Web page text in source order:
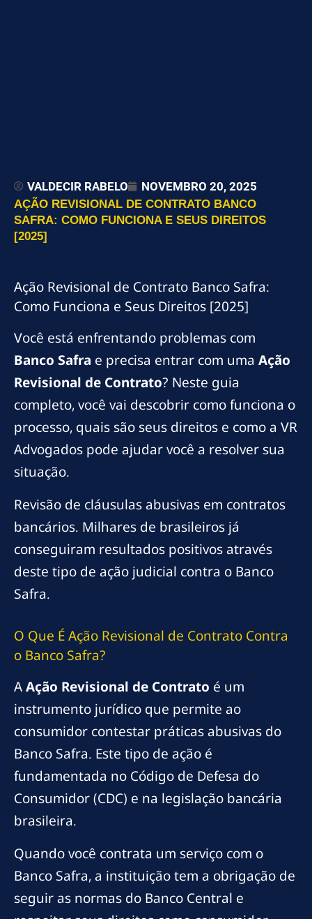
VALDECIR RABELO NOVEMBRO 20, 2025
AÇÃO REVISIONAL DE CONTRATO BANCO
SAFRA: COMO FUNCIONA E SEUS DIREITOS
[2025]
Ação Revisional de Contrato Banco Safra:
Como Funciona e Seus Direitos [2025]
Você está enfrentando problemas com
Banco Safra e precisa entrar com uma Ação
Revisional de Contrato? Neste guia
completo, você vai descobrir como funciona o
processo, quais são seus direitos e como a VR
Advogados pode ajudar você a resolver sua
situação.
Revisão de cláusulas abusivas em contratos
bancários. Milhares de brasileiros já
conseguiram resultados positivos através
deste tipo de ação judicial contra o Banco
Safra.
O Que É Ação Revisional de Contrato Contra
o Banco Safra?
AAção Revisional de Contrato é um
instrumento jurídico que permite ao
consumidor contestar práticas abusivas do
Banco Safra. Este tipo de ação é
fundamentada no Código de Defesa do
Consumidor (CDC) e na legislação bancária
brasileira.
Quando você contrata um serviço com o
Banco Safra, a instituição tem a obrigação de
seguir as normas do Banco Central e